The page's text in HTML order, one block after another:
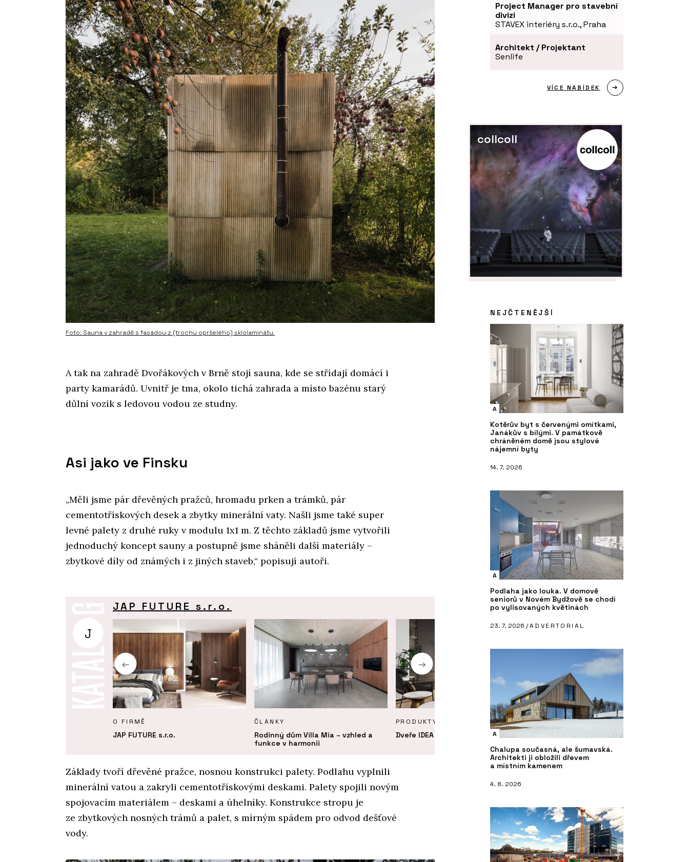
Foto: Sauna v zahradě s fasádou z (trochu opršelého) sklolaminátu.
A tak na zahradě Dvořákových v Brně stojí sauna, kde se střídají domácí i
party kamarádů. Uvnitř je tma, okolo tichá zahrada a místo bazénu starý
důlní vozík s ledovou vodou ze studny.
Asi jako ve Finsku
„Měli jsme pár dřevěných pražců, hromadu prken a trámků, pár
cementotřískových desek a zbytky minerální vaty. Našli jsme také super
levné palety z druhé ruky v modulu 1x1 m. Z těchto základů jsme vytvořili
jednoduchý koncept sauny a postupně jsme sháněli další materiály –
zbytkové díly od známých i z jiných staveb,“ popisují autoři.
J
JAP FUTURE s.r.o.
O FIRMĚ
JAP FUTURE s.r.o.
ČLÁNKY
Rodinný dům Villa Mia – vzhled a
funkce v harmonii
PRODUKTY
Dveře IDEA DOOR - JAP
ČLÁNKY
Střešní nástavba inspirovaná
Základy tvoří dřevěné pražce, nosnou konstrukci palety. Podlahu vyplnili
minerální vatou a zakryli cementotřískovými deskami. Palety spojili novým
spojovacím materiálem – deskami a úhelníky. Konstrukce stropu je
ze zbytkových nosných trámů a palet, s mírným spádem pro odvod dešťové
vody.
Project Manager pro stavební
divizi
STAVEX interiéry s.r.o., Praha
Architekt / Projektant
Senlife
VÍCE NABÍDEK
collcoll
NEJČTENĚJŠÍ
A
Kotěrův byt s červenými omítkami,
Janákův s bílými. V památkově
chráněném domě jsou stylové
nájemní byty
14. 7. 2026
A
Podlaha jako louka. V domově
seniorů v Novém Bydžově se chodí
po vylisovaných květinách
23. 7. 2026 /ADVERTORIAL
A
Chalupa současná, ale šumavská.
Architekti ji obložili dřevem
a místním kamenem
4. 8. 2026